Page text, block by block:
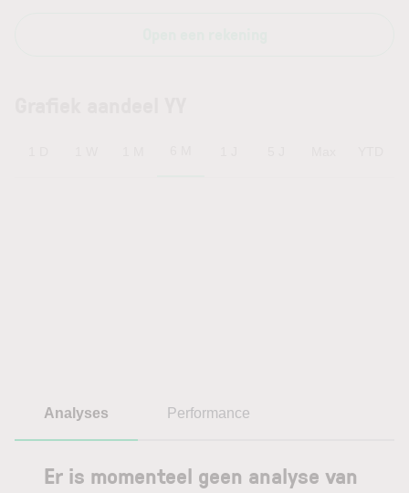
Analyses Performance
Er is momenteel geen analyse van